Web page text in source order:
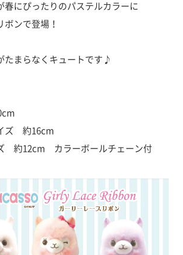
春にぴったりのパステルカラーに
ボンで登場！
たまらなくキュートです♪
ズ 約16cm
約12cm カラーボールチェーン付